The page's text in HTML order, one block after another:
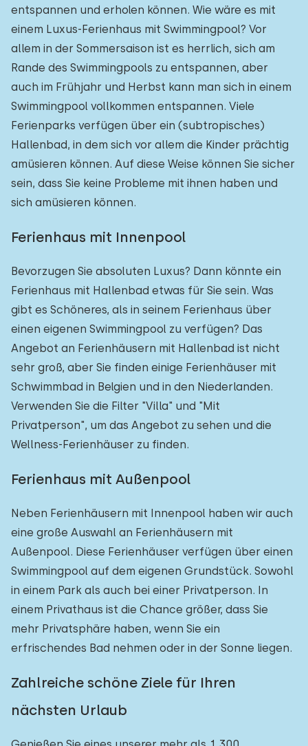
entspannen und erholen können. Wie wäre es mit
einem Luxus-Ferienhaus mit Swimmingpool? Vor
allem in der Sommersaison ist es herrlich, sich am
Rande des Swimmingpools zu entspannen, aber
auch im Frühjahr und Herbst kann man sich in einem
Swimmingpool vollkommen entspannen. Viele
Ferienparks verfügen über ein (subtropisches)
Hallenbad, in dem sich vor allem die Kinder prächtig
amüsieren können. Auf diese Weise können Sie sicher
sein, dass Sie keine Probleme mit ihnen haben und
sich amüsieren können.
Ferienhaus mit Innenpool
Bevorzugen Sie absoluten Luxus? Dann könnte ein
Ferienhaus mit Hallenbad etwas für Sie sein. Was
gibt es Schöneres, als in seinem Ferienhaus über
einen eigenen Swimmingpool zu verfügen? Das
Angebot an Ferienhäusern mit Hallenbad ist nicht
sehr groß, aber Sie finden einige Ferienhäuser mit
Schwimmbad in Belgien und in den Niederlanden.
Verwenden Sie die Filter "Villa" und "Mit
Privatperson", um das Angebot zu sehen und die
Wellness-Ferienhäuser zu finden.
Ferienhaus mit Außenpool
Neben Ferienhäusern mit Innenpool haben wir auch
eine große Auswahl an Ferienhäusern mit
Außenpool. Diese Ferienhäuser verfügen über einen
Swimmingpool auf dem eigenen Grundstück. Sowohl
in einem Park als auch bei einer Privatperson. In
einem Privathaus ist die Chance größer, dass Sie
mehr Privatsphäre haben, wenn Sie ein
erfrischendes Bad nehmen oder in der Sonne liegen.
Zahlreiche schöne Ziele für Ihren
nächsten Urlaub